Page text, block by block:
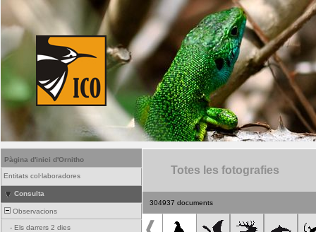
Pàgina d'inici d'Ornitho
Entitats col·laboradores
Consulta
Observacions
- Els darrers 2 dies
Totes les fotografies
304937 documents